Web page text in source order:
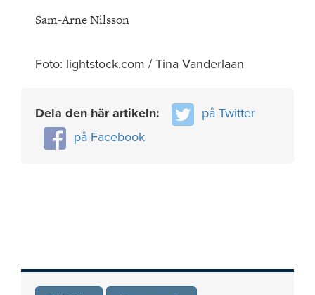
Sam-Arne Nilsson
Foto: lightstock.com / Tina Vanderlaan
Dela den här artikeln:
på Twitter
på Facebook